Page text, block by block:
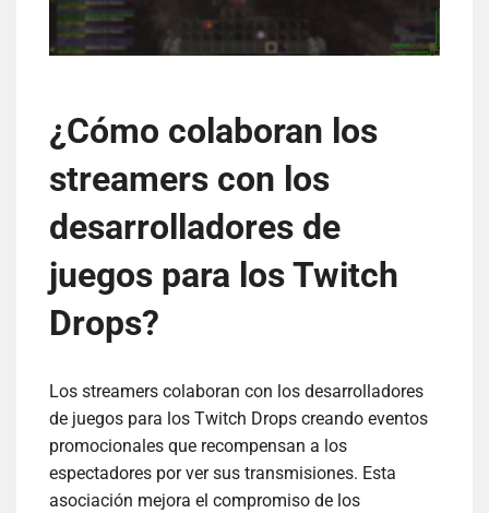
¿Cómo colaboran los
streamers con los
desarrolladores de
juegos para los Twitch
Drops?
Los streamers colaboran con los desarrolladores
de juegos para los Twitch Drops creando eventos
promocionales que recompensan a los
espectadores por ver sus transmisiones. Esta
asociación mejora el compromiso de los